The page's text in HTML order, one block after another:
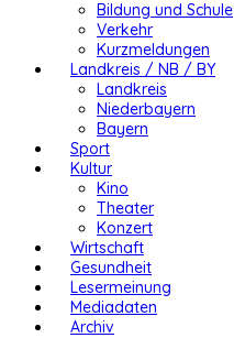
Bildung und Schule
Verkehr
Kurzmeldungen
Landkreis / NB / BY
Landkreis
Niederbayern
Bayern
Sport
Kultur
Kino
Theater
Konzert
Wirtschaft
Gesundheit
Lesermeinung
Mediadaten
Archiv